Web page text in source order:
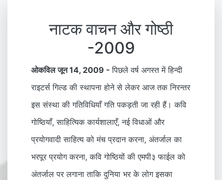
नाटक वाचन और गोष्ठी
-2009
ओकविल जून 14, 2009 -पिछले वर्ष अगस्त में हिन्दी
राइटर्स गिल्ड की स्थापना होने से लेकर आज तक निरन्तर
इस संस्था की गतिविधियाँ गति पकड़ती जा रही हैं। कवि
गोष्ठियाँ, साहित्यिक कार्यशालाएँ, नई विधाओं और
प्रयोगवादी साहित्य को मंच प्रदान करना, अंतर्जाल का
भरपूर प्रयोग करना, कवि गोष्ठियों की एमपी३ फाईल को
अंतर्जाल पर लगाना ताकि दुनिया भर के लोग इसका